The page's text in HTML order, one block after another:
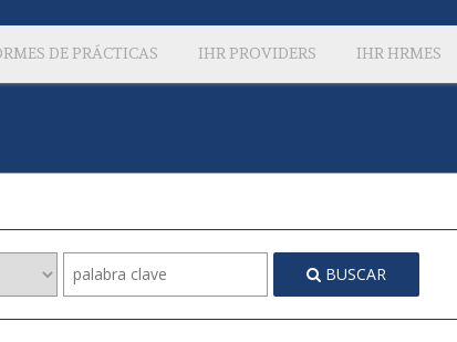
DE PRÁCTICAS IHR PROVIDERS IHR HRMES
BUSCAR